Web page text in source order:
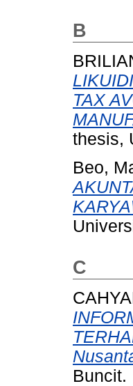
B
TAX
thesis,
Beo,
C
Buncit.